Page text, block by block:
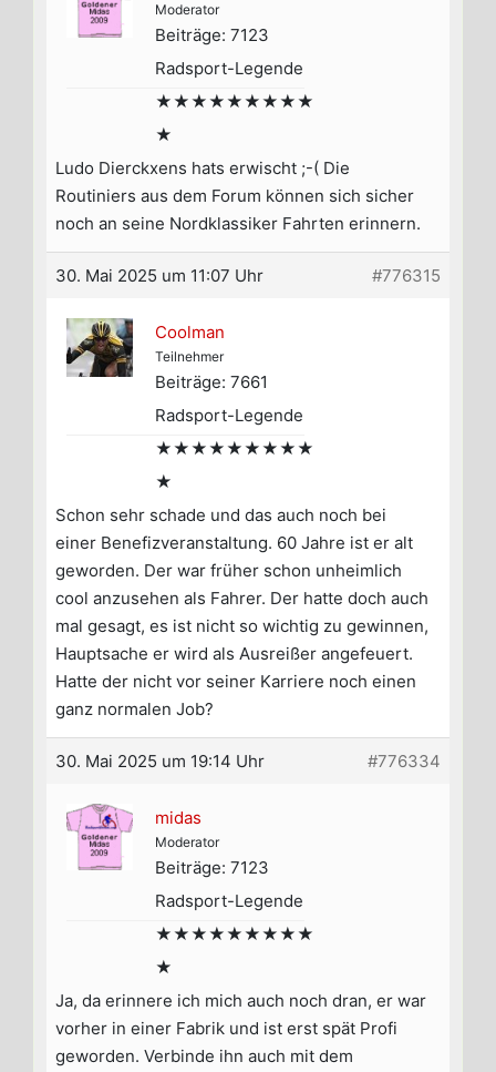
Moderator
Beiträge: 7123
Radsport-Legende
★★★★★★★★★
★
Ludo Dierckxens hats erwischt ;-( Die
Routiniers aus dem Forum können sich sicher
noch an seine Nordklassiker Fahrten erinnern.
30. Mai 2025 um 11:07 Uhr #776315
Coolman
Teilnehmer
Beiträge: 7661
Radsport-Legende
★★★★★★★★★
★
Schon sehr schade und das auch noch bei
einer Benefizveranstaltung. 60 Jahre ist er alt
geworden. Der war früher schon unheimlich
cool anzusehen als Fahrer. Der hatte doch auch
mal gesagt, es ist nicht so wichtig zu gewinnen,
Hauptsache er wird als Ausreißer angefeuert.
Hatte der nicht vor seiner Karriere noch einen
ganz normalen Job?
30. Mai 2025 um 19:14 Uhr #776334
midas
Moderator
Beiträge: 7123
Radsport-Legende
★★★★★★★★★
★
Ja, da erinnere ich mich auch noch dran, er war
vorher in einer Fabrik und ist erst spät Profi
geworden. Verbinde ihn auch mit dem